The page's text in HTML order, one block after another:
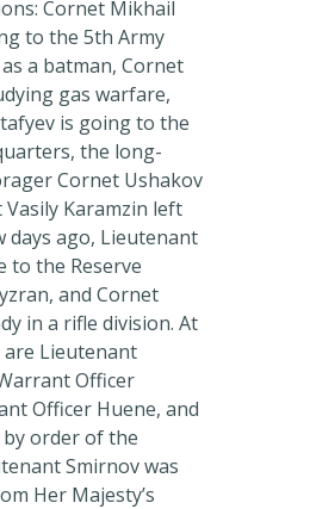
Cornet Mikhail
to the 5th Army
a batman, Cornet
gas warfare,
is going to the
the long-
Cornet Ushakov
Karamzin left
days ago, Lieutenant
to the Reserve
and Cornet
in a rifle division. At
Lieutenant
Officer
Officer Huene, and
by order of the
Smirnov was
Her Majesty’s